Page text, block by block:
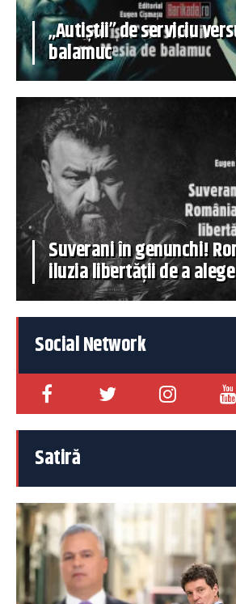
„Autiștii” de serviciu
balamuc
Suverani în genunchi!
iluzia libertății de a alege
Social Network
Satiră